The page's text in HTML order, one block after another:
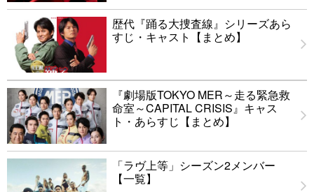
歴代『踊る大捜査線』シリーズあら
すじ・キャスト【まとめ】
『劇場版TOKYO MER～走る緊急救
命室～CAPITAL CRISIS』キャス
ト・あらすじ【まとめ】
「ラヴ上等」シーズン2メンバー
【一覧】